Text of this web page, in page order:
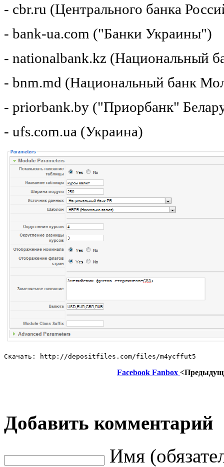
- cbr.ru (Центрального банка
- bank-ua.com ("Банки Украины")
- nationalbank.kz (Национальный
- bnm.md (Национальный банк
- priorbank.by ("Приорбанк"
- ufs.com.ua (Украина)
Скачать: http://depositfiles.com/files/m4ycffut5
Facebook Fanbox
Добавить комментарий
Имя